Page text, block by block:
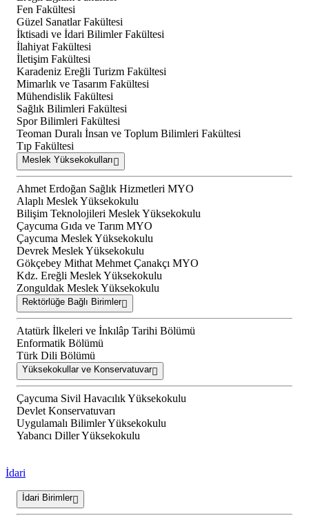
Fen Fakültesi
Güzel Sanatlar Fakültesi
İktisadi ve İdari Bilimler Fakültesi
İlahiyat Fakültesi
İletişim Fakültesi
Karadeniz Ereğli Turizm Fakültesi
Mimarlık ve Tasarım Fakültesi
Mühendislik Fakültesi
Sağlık Bilimleri Fakültesi
Spor Bilimleri Fakültesi
Teoman Duralı İnsan ve Toplum Bilimleri Fakültesi
Tıp Fakültesi
Meslek Yüksekokulları
Ahmet Erdoğan Sağlık Hizmetleri MYO
Alaplı Meslek Yüksekokulu
Bilişim Teknolojileri Meslek Yüksekokulu
Çaycuma Gıda ve Tarım MYO
Çaycuma Meslek Yüksekokulu
Devrek Meslek Yüksekokulu
Gökçebey Mithat Mehmet Çanakçı MYO
Kdz. Ereğli Meslek Yüksekokulu
Zonguldak Meslek Yüksekokulu
Rektörlüğe Bağlı Birimler
Atatürk İlkeleri ve İnkılâp Tarihi Bölümü
Enformatik Bölümü
Türk Dili Bölümü
Yüksekokullar ve Konservatuvar
Çaycuma Sivil Havacılık Yüksekokulu
Devlet Konservatuvarı
Uygulamalı Bilimler Yüksekokulu
Yabancı Diller Yüksekokulu
İdari
İdari Birimler